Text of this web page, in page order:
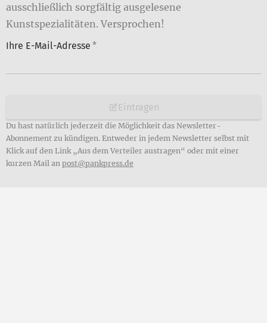
ausschließlich sorgfältig ausgelesene
Kunstspezialitäten. Versprochen!
Ihre E-Mail-Adresse *
Eintragen
Du hast natürlich jederzeit die Möglichkeit das Newsletter-
Abonnement zu kündigen. Entweder in jedem Newsletter selbst mit
Klick auf den Link „Aus dem Verteiler austragen“ oder mit einer
kurzen Mail an post@pankpress.de